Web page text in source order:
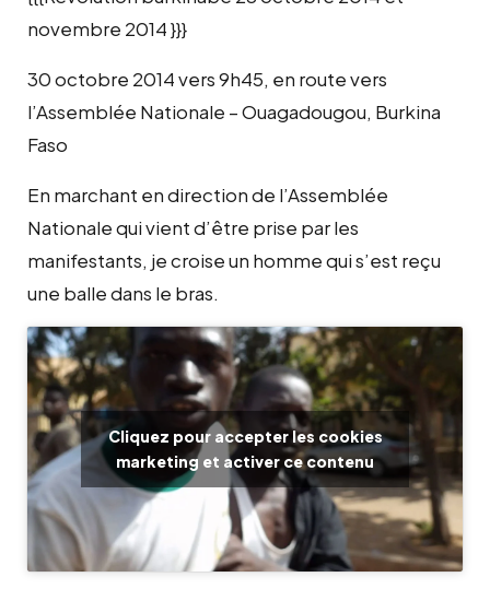
novembre 2014 }}}
30 octobre 2014 vers 9h45, en route vers
l’Assemblée Nationale – Ouagadougou, Burkina
Faso
En marchant en direction de l’Assemblée
Nationale qui vient d’être prise par les
manifestants, je croise un homme qui s’est reçu
une balle dans le bras.
Cliquez pour accepter les cookies
marketing et activer ce contenu